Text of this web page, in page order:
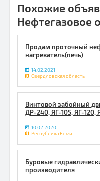
Похожие
Нефтегазовое
Продам проточный
нагреватель(печь)
14.02.2021
Свердловская область
Винтовой забойный
ДР-240, ЯГ-105, ЯГ-120,
10.02.2020
Республика Коми
Буровые
производителя